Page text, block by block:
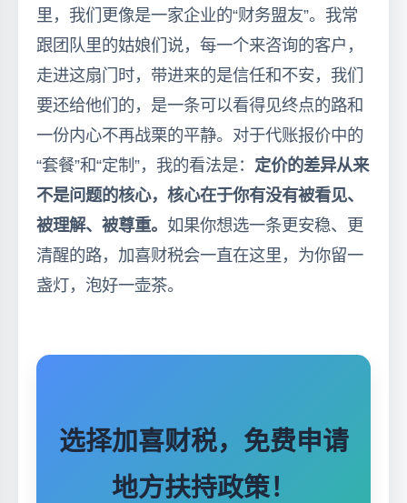
里，我们更像是一家企业的“财务盟友”。我常
跟团队里的姑娘们说，每一个来咨询的客户，
走进这扇门时，带进来的是信任和不安，我们
要还给他们的，是一条可以看得见终点的路和
一份内心不再战栗的平静。对于代账报价中的
“套餐”和“定制”，我的看法是： 定价的差异从来
不是问题的核心，核心在于你有没有被看见、
被理解、被尊重。 如果你想选一条更安稳、更
清醒的路，加喜财税会一直在这里，为你留一
盏灯，泡好一壶茶。
选择加喜财税，免费申请
地方扶持政策！